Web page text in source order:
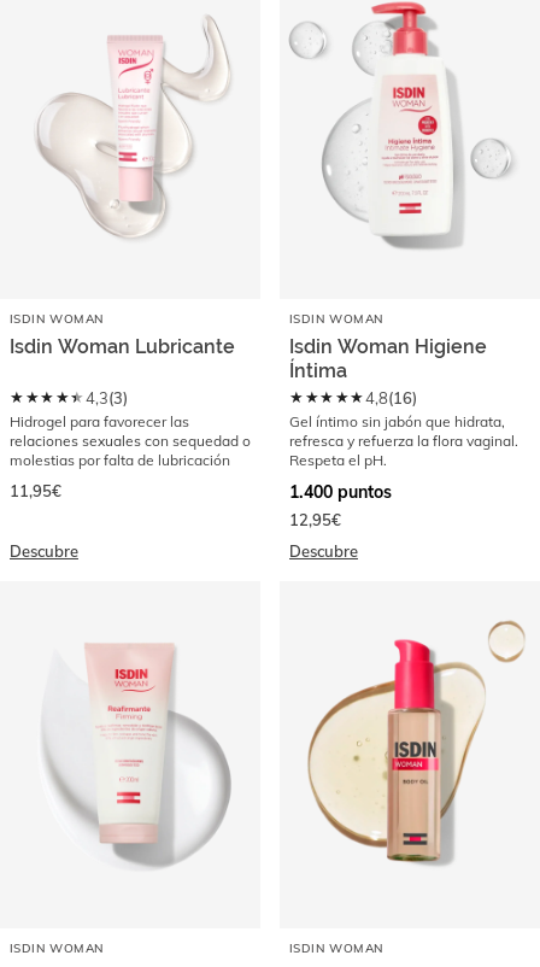
ISDIN WOMAN
Isdin Woman Lubricante
★★★★★4,3(3)
Hidrogel para favorecer las
relaciones sexuales con sequedad o
molestias por falta de lubricación
11,95€
Descubre
ISDIN WOMAN
Isdin Woman Higiene
Íntima
★★★★★4,8(16)
Gel íntimo sin jabón que hidrata,
refresca y refuerza la flora vaginal.
Respeta el pH.
1.400 puntos
12,95€
Descubre
ISDIN WOMAN ISDIN WOMAN